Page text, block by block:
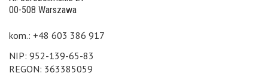
00-508 Warszawa
kom.: +48 603 386 917
NIP: 952-139-65-83
REGON: 363385059